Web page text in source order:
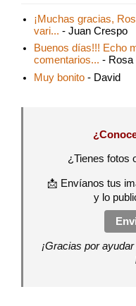
¡Muchas gracias,
vari... - Juan Crespo
Buenos días!!! Echo
comentarios... - Rosa
Muy bonito - David
¿Tienes fotos
📩 Envíanos tus
y lo
¡Gracias por